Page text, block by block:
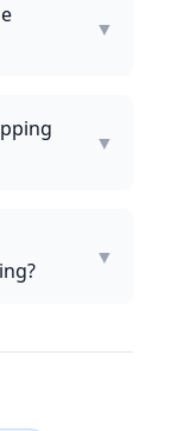
▼
▼
▼